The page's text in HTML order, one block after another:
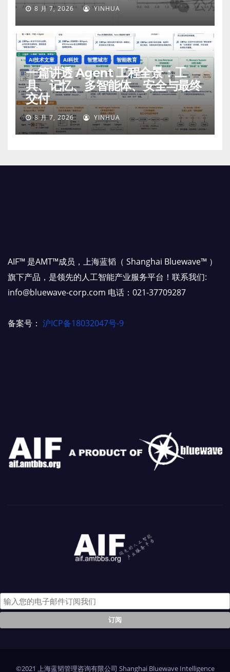
8 月 7, 2026 YINHUA
AI技术文章 AI科技 智慧城市 智能教育
一篇讲透 Agent 工程全景：工
具、记忆、多智能体、安全与最终
交付
8 月 7, 2026 YINHUA
AIF™ 是AMT™成员，上海蓝韬（ Shanghai Bluewave™ ）
旗下产品，是领先的人工智能产业服务平台！联系我们:
info@bluewave-corp.com 电话：021-37709287
备案号： 沪ICP备18032047号-9
©2021 上海蓝韬管理咨询有限公司 Shanghai Bluewave Intelligence